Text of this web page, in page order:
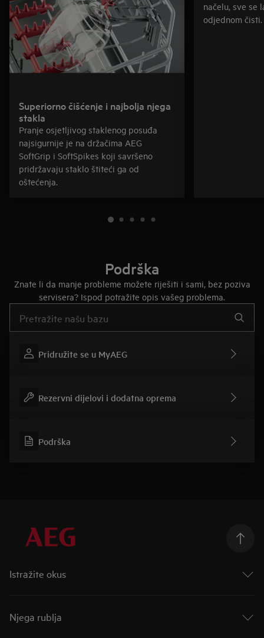
Superiorno čišćenje i najbolja njega
stakla
Pranje osjetljivog staklenog posuđa
najsigurnije je na držačima AEG
SoftGrip i SoftSpikes koji savršeno
pridržavaju staklo štiteći ga od
oštećenja.
načelu, sve se
odjednom čisti.
Podrška
Znate li da manje probleme možete riješiti i sami, bez poziva
servisera? Ispod potražite opis vašeg problema.
Pridružite se u MyAEG
Rezervni dijelovi i dodatna oprema
Podrška
Istražite okus
Taste of Tommorow
Mastery Range
Njega rublja